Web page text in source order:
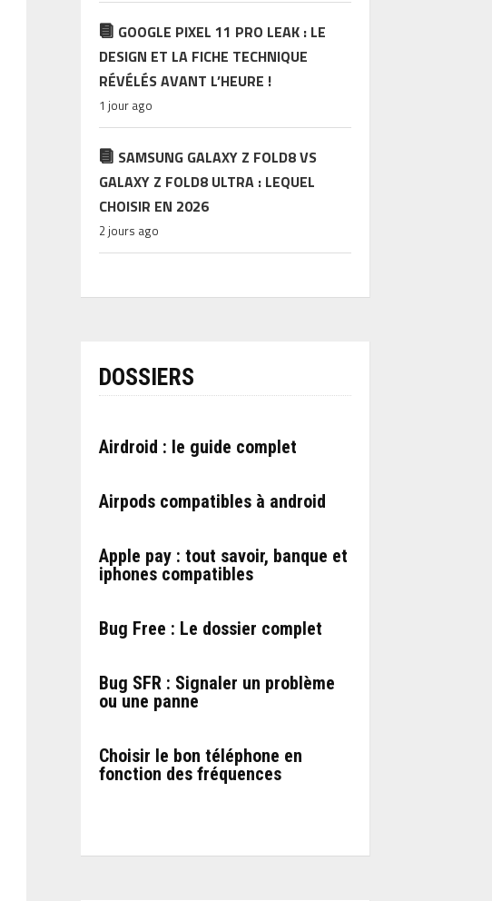
GOOGLE PIXEL 11 PRO LEAK : LE
DESIGN ET LA FICHE TECHNIQUE
RÉVÉLÉS AVANT L’HEURE !
1 jour ago
SAMSUNG GALAXY Z FOLD8 VS
GALAXY Z FOLD8 ULTRA : LEQUEL
CHOISIR EN 2026
2 jours ago
DOSSIERS
Airdroid : le guide complet
Airpods compatibles à android
Apple pay : tout savoir, banque et
iphones compatibles
Bug Free : Le dossier complet
Bug SFR : Signaler un problème
ou une panne
Choisir le bon téléphone en
fonction des fréquences